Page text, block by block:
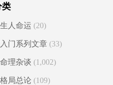
类
人命运 (20)
门系列文章 (33)
理杂谈 (1,002)
局总论 (109)